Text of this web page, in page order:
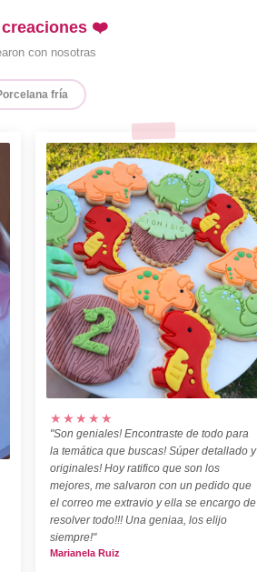
creaciones ❤️
con nosotras
fría
★★★★★
"Son geniales! Encontraste de todo para
la temática que buscas! Súper detallado y
originales! Hoy ratifico que son los
mejores, me salvaron con un pedido que
el correo me extravio y ella se encargo de
resolver todo!!! Una geniaa, los elijo
siempre!"
Marianela Ruiz